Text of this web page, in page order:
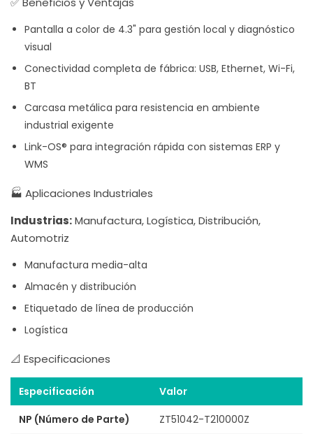
Pantalla a color de 4.3" para gestión local y diagnóstico
visual
Conectividad completa de fábrica: USB, Ethernet, Wi-Fi,
BT
Carcasa metálica para resistencia en ambiente
industrial exigente
Link-OS® para integración rápida con sistemas ERP y
WMS
🏭 Aplicaciones Industriales
Industrias:Manufactura, Logística, Distribución,
Automotriz
Manufactura media-alta
Almacén y distribución
Etiquetado de línea de producción
Logística
📐 Especificaciones
Especificación
Valor
NP (Número de Parte)
ZT51042-T210000Z